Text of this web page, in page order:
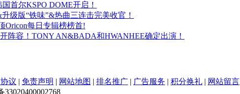
首尔KSPO DOME开启！
级版“铁味”&热曲三连击完美收官！
Oricon每日专辑榜榜首!
阵容！TONY AN&BADA和HWANHEE确定出演！
议 免责声明 网站地图 排名推广 广告服务 积分换礼 网站留言
33020400002768